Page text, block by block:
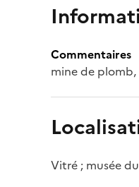
Commentaires
mine de
Vitré ; musée